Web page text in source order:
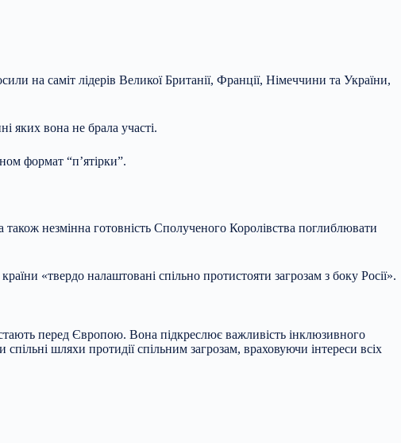
на саміт лідерів Великої Британії, Франції, Німеччини та України,
яких вона не брала участі.
формат “п’ятірки”.
також незмінна готовність Сполученого Королівства поглиблювати
«твердо налаштовані спільно протистояти загрозам з боку Росії».
перед Європою. Вона підкреслює важливість інклюзивного
шляхи протидії спільним загрозам, враховуючи інтереси всіх